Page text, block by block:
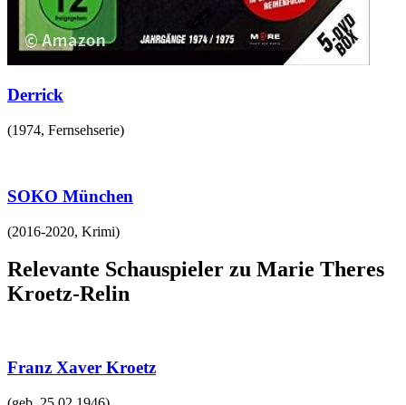
Derrick
(1974, Fernsehserie)
SOKO München
(2016-2020, Krimi)
Relevante Schauspieler zu Marie Theres
Kroetz-Relin
Franz Xaver Kroetz